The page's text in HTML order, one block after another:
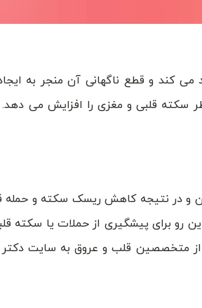
می کند و قطع ناگهانی آن منجر به
ناگهانی مصرف آسپرین تا ۳۷ درصد خطر سکته قلبی و
و در نتیجه کاهش ریسک سکته و حمله
رو برای پیشگیری از حملات یا سکته
متخصصین قلب و عروق به سایت دکتر